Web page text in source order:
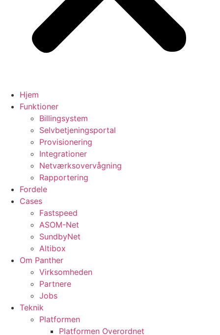
Hjem
Funktioner
Billingsystem
Selvbetjeningsportal
Provisionering
Integrationer
Netværksovervågning
Rapportering
Fordele
Cases
Fastspeed
ASOM-Net
SundbyNet
Altibox
Om Panther
Virksomheden
Partnere
Jobs
Teknik
Platformen
Platformen Overordnet